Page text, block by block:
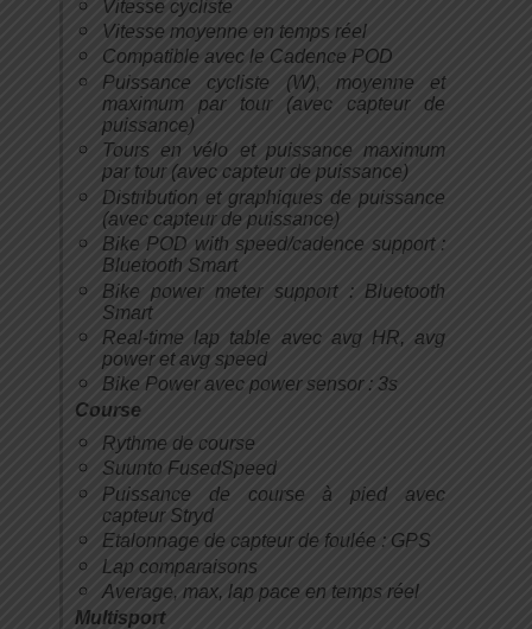
Vitesse cycliste
Vitesse moyenne en temps réel
Compatible avec le Cadence POD
Puissance cycliste (W), moyenne et
maximum par tour (avec capteur de
puissance)
Tours en vélo et puissance maximum
par tour (avec capteur de puissance)
Distribution et graphiques de puissance
(avec capteur de puissance)
Bike POD with speed/cadence support :
Bluetooth Smart
Bike power meter support : Bluetooth
Smart
Real-time lap table avec avg HR, avg
power et avg speed
Bike Power avec power sensor : 3s
Course
Rythme de course
Suunto FusedSpeed
Puissance de course à pied avec
capteur Stryd
Etalonnage de capteur de foulée : GPS
Lap comparaisons
Average, max, lap pace en temps réel
Multisport